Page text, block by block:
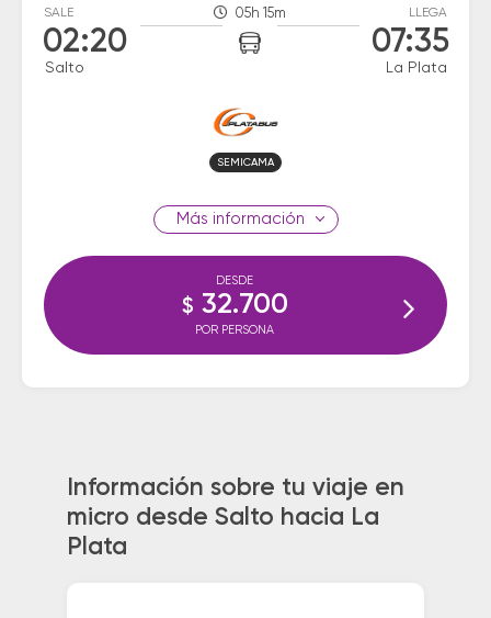
SALE
02:20
Salto
05h 15m LLEGA
07:35
La Plata
SEMICAMA
información
DESDE
$ 32.700
POR PERSONA
Información sobre tu viaje en
micro desde Salto hacia La
Plata